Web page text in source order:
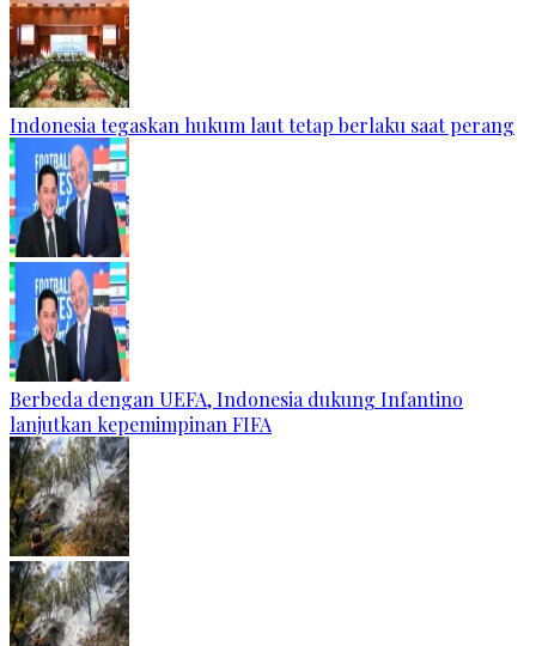
Indonesia tegaskan hukum laut tetap berlaku saat perang
Berbeda dengan UEFA, Indonesia dukung Infantino
lanjutkan kepemimpinan FIFA